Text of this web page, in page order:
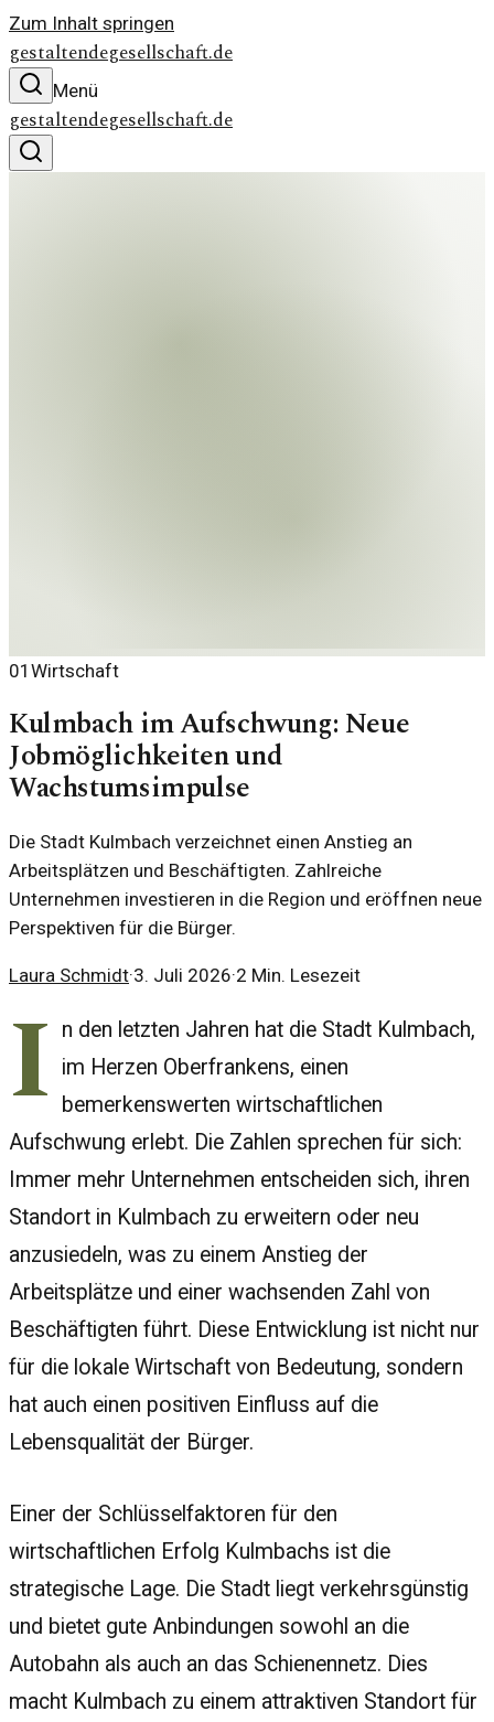
Zum Inhalt springen
gestaltendegesellschaft.de
Menü
gestaltendegesellschaft.de
01 Wirtschaft
Kulmbach im Aufschwung: Neue
Jobmöglichkeiten und
Wachstumsimpulse
Die Stadt Kulmbach verzeichnet einen Anstieg an
Arbeitsplätzen und Beschäftigten. Zahlreiche
Unternehmen investieren in die Region und eröffnen neue
Perspektiven für die Bürger.
Laura Schmidt·3. Juli 2026·2 Min. Lesezeit
I
n den letzten Jahren hat die Stadt Kulmbach,
im Herzen Oberfrankens, einen
bemerkenswerten wirtschaftlichen
Aufschwung erlebt. Die Zahlen sprechen für sich:
Immer mehr Unternehmen entscheiden sich, ihren
Standort in Kulmbach zu erweitern oder neu
anzusiedeln, was zu einem Anstieg der
Arbeitsplätze und einer wachsenden Zahl von
Beschäftigten führt. Diese Entwicklung ist nicht nur
für die lokale Wirtschaft von Bedeutung, sondern
hat auch einen positiven Einfluss auf die
Lebensqualität der Bürger.
Einer der Schlüsselfaktoren für den
wirtschaftlichen Erfolg Kulmbachs ist die
strategische Lage. Die Stadt liegt verkehrsgünstig
und bietet gute Anbindungen sowohl an die
Autobahn als auch an das Schienennetz. Dies
macht Kulmbach zu einem attraktiven Standort für